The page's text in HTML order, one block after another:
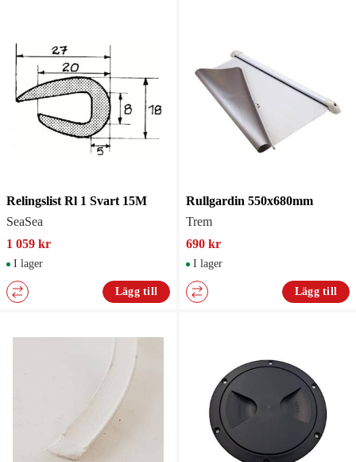
Relingslist Rl 1 Svart 15M
SeaSea
1 059 kr
I lager
Lägg till
Rullgardin 550x680mm
Trem
690 kr
I lager
Lägg till